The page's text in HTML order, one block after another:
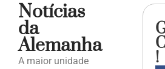
Notícias
da
Alemanha
A maior unidade
!